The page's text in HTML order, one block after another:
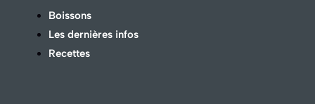
Boissons
Les dernières infos
Recettes